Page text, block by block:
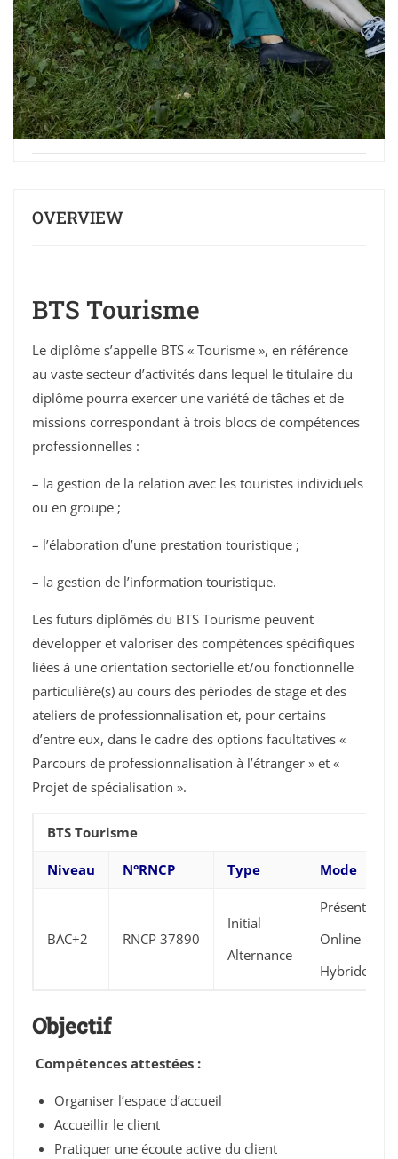
OVERVIEW
BTS Tourisme
Le diplôme s’appelle BTS « Tourisme », en référence
au vaste secteur d’activités dans lequel le titulaire du
diplôme pourra exercer une variété de tâches et de
missions correspondant à trois blocs de compétences
professionnelles :
– la gestion de la relation avec les touristes individuels
ou en groupe ;
– l’élaboration d’une prestation touristique ;
– la gestion de l’information touristique.
Les futurs diplômés du BTS Tourisme peuvent
développer et valoriser des compétences spécifiques
liées à une orientation sectorielle et/ou fonctionnelle
particulière(s) au cours des périodes de stage et des
ateliers de professionnalisation et, pour certains
d’entre eux, dans le cadre des options facultatives «
Parcours de professionnalisation à l’étranger » et «
Projet de spécialisation ».
BTS Tourisme
Niveau N°RNCP Type Mode
BAC+2 RNCP 37890
Initial
Alternance
Présentiel
Online
Hybride
Objectif
Compétences attestées :
Organiser l’espace d’accueil
Accueillir le client
Pratiquer une écoute active du client